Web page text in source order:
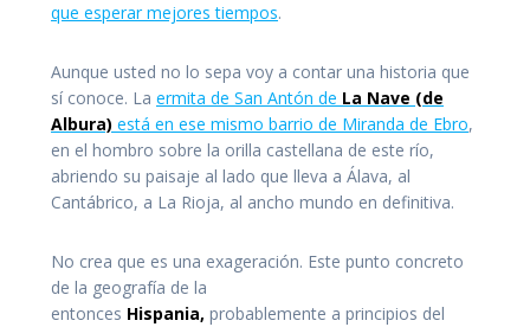
que esperar mejores tiempos.
Aunque usted no lo sepa voy a contar una historia que
sí conoce. La ermita de San Antón de La Nave (de
Albura) está en ese mismo barrio de Miranda de Ebro,
en el hombro sobre la orilla castellana de este río,
abriendo su paisaje al lado que lleva a Álava, al
Cantábrico, a La Rioja, al ancho mundo en definitiva.
No crea que es una exageración. Este punto concreto
de la geografía de la
entonces Hispania, probablemente a principios del